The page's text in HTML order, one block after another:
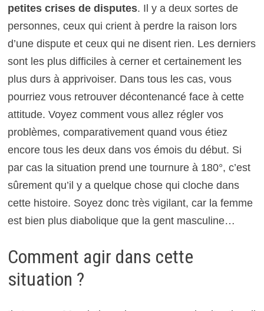
petites crises de disputes. Il y a deux sortes de
personnes, ceux qui crient à perdre la raison lors
d’une dispute et ceux qui ne disent rien. Les derniers
sont les plus difficiles à cerner et certainement les
plus durs à apprivoiser. Dans tous les cas, vous
pourriez vous retrouver décontenancé face à cette
attitude. Voyez comment vous allez régler vos
problèmes, comparativement quand vous étiez
encore tous les deux dans vos émois du début. Si
par cas la situation prend une tournure à 180°, c’est
sûrement qu’il y a quelque chose qui cloche dans
cette histoire. Soyez donc très vigilant, car la femme
est bien plus diabolique que la gent masculine…
Comment agir dans cette
situation ?